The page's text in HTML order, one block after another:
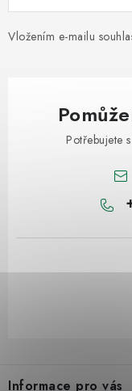
Vložením e-mailu
Potřebujete
Informace pro vás